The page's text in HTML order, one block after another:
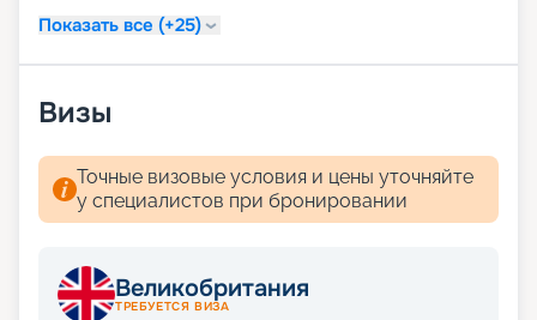
Показать все (+25)
Визы
Точные визовые условия и цены уточняйте
у специалистов при бронировании
Великобритания
ТРЕБУЕТСЯ ВИЗА